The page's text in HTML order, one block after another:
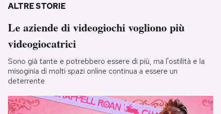
ALTRE STORIE
Le aziende di videogiochi vogliono più
videogiocatrici
Sono già tante e potrebbero essere di più, ma l'ostilità e la
misoginia di molti spazi online continua a essere un
deterrente